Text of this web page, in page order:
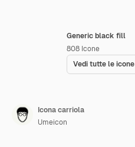
Generic black fill
808 Icone
Vedi tutte le icone
Icona carriola
Umeicon